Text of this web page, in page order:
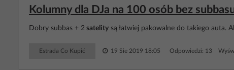
Kolumny dla DJa na 100 osób bez
Dobry subbas + 2 satelity są łatwiej pakowalne do takiego auta.
Estrada Co Kupić 19 Sie 2019 18:05 Odpowiedzi: 13